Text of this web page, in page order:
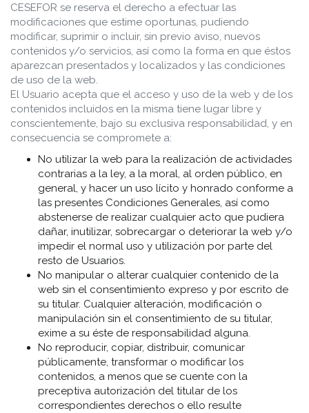
CESEFOR se reserva el derecho a efectuar las
modificaciones que estime oportunas, pudiendo
modificar, suprimir o incluir, sin previo aviso, nuevos
contenidos y/o servicios, así como la forma en que éstos
aparezcan presentados y localizados y las condiciones
de uso de la web.
El Usuario acepta que el acceso y uso de la web y de los
contenidos incluidos en la misma tiene lugar libre y
conscientemente, bajo su exclusiva responsabilidad, y en
consecuencia se compromete a:
No utilizar la web para la realización de actividades
contrarias a la ley, a la moral, al orden público, en
general, y hacer un uso lícito y honrado conforme a
las presentes Condiciones Generales, así como
abstenerse de realizar cualquier acto que pudiera
dañar, inutilizar, sobrecargar o deteriorar la web y/o
impedir el normal uso y utilización por parte del
resto de Usuarios.
No manipular o alterar cualquier contenido de la
web sin el consentimiento expreso y por escrito de
su titular. Cualquier alteración, modificación o
manipulación sin el consentimiento de su titular,
exime a su éste de responsabilidad alguna.
No reproducir, copiar, distribuir, comunicar
públicamente, transformar o modificar los
contenidos, a menos que se cuente con la
preceptiva autorización del titular de los
correspondientes derechos o ello resulte